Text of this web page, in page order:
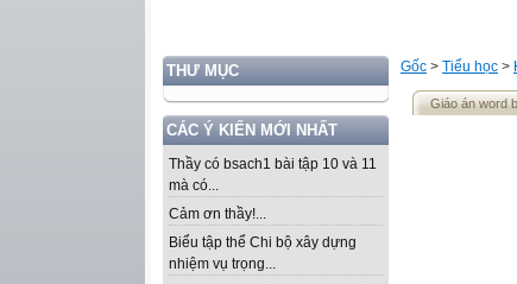
THƯ MỤC
CÁC Ý KIẾN MỚI NHẤT
Thầy có bsach1 bài tập 10 và 11
mà có...
Cảm ơn thầy!...
Biểu tập thể Chi bộ xây dựng
nhiệm vụ trọng...
Gốc > Tiểu học >
Giáo án word